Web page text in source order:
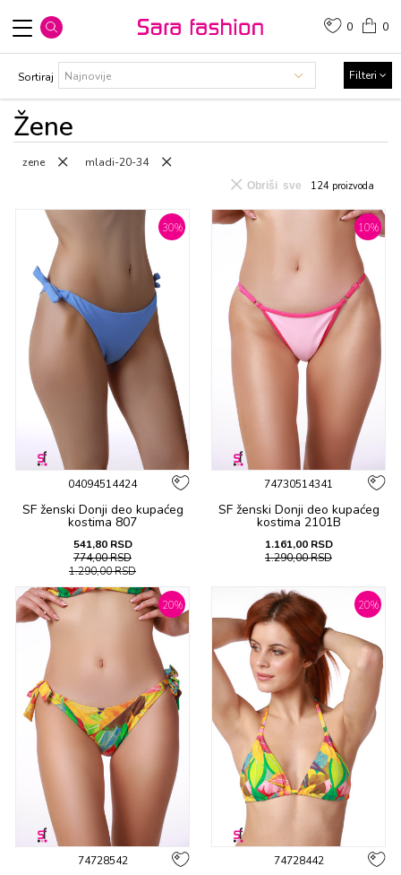
0
0
Žene
Sortiraj Filteri
zene mladi-20-34
124 proizvoda
Obriši sve
30%
04094514424
SF ženski Donji deo kupaćeg
kostima 807
541,80 RSD
774,00RSD
1.290,00RSD
10%
74730514341
SF ženski Donji deo kupaćeg
kostima 2101B
1.161,00 RSD
1.290,00RSD
20%
74728542
20%
74728442